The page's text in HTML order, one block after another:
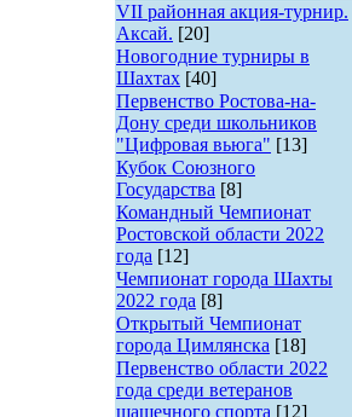
VII районная акция-турнир.
Аксай. [20]
Новогодние турниры в
Шахтах [40]
Первенство Ростова-на-
Дону среди школьников
"Цифровая вьюга" [13]
Кубок Союзного
Государства [8]
Командный Чемпионат
Ростовской области 2022
года [12]
Чемпионат города Шахты
2022 года [8]
Открытый Чемпионат
города Цимлянска [18]
Первенство области 2022
года среди ветеранов
шашечного спорта [12]